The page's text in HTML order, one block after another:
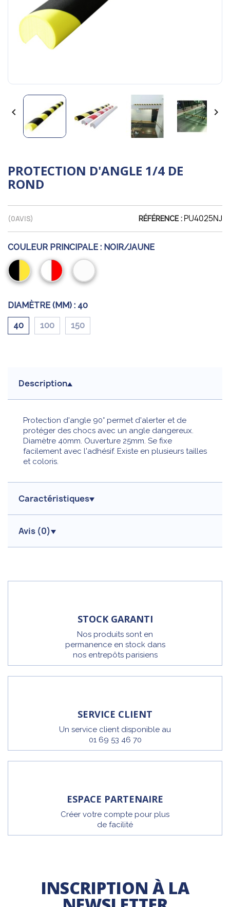
 
PROTECTION D'ANGLE 1/4 DE
ROND
(0AVIS) RÉFÉRENCE : PU4025NJ
COULEUR PRINCIPALE : NOIR/JAUNE
Noir/JauneRouge/BlancBlanc
DIAMÈTRE (MM) : 40
40 100 150
Description
Protection d'angle 90° permet d'alerter et de
protéger des chocs avec un angle dangereux.
Diamètre 40mm. Ouverture 25mm. Se fixe
facilement avec l'adhésif. Existe en plusieurs tailles
et coloris.
Caractéristiques
Avis (0)
STOCK GARANTI
Nos produits sont en
permanence en stock dans
nos entrepôts parisiens
SERVICE CLIENT
Un service client disponible au
01 69 53 46 70
ESPACE PARTENAIRE
Créer votre compte pour plus
de facilité
INSCRIPTION À LA